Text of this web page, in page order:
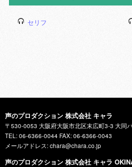
セリフ
声のプロダクション 株式会社 キャラ
〒530-0053 大阪府大阪市北区末広町3-3 大同
TEL: 06-6366-0044 FAX: 06-6366-0043
メールアドレス: chara@chara.co.jp
声のプロダクション 株式会社 キャラ